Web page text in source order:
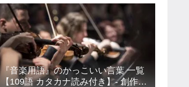
イツ語・ラテン語など
『音楽用語』のかっこいい言葉 一覧
【109語 カタカナ読み付き】- 創作・